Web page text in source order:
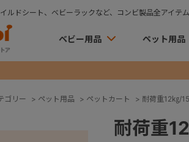
ルドシート、ベビーラックなど、コンビ製品全アイテ
ベビー用品 ペット用品
ゴリー > ペット用品 > ペットカート > 耐荷重12㎏/
耐荷重